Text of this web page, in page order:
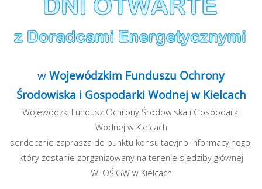
w Wojewódzkim Funduszu Ochrony
Środowiska i Gospodarki Wodnej w Kielcach
Wojewódzki Fundusz Ochrony Środowiska i Gospodarki
Wodnej w Kielcach
serdecznie zaprasza do punktu konsultacyjno-informacyjnego,
który zostanie zorganizowany na terenie siedziby głównej
WFOŚiGW w Kielcach